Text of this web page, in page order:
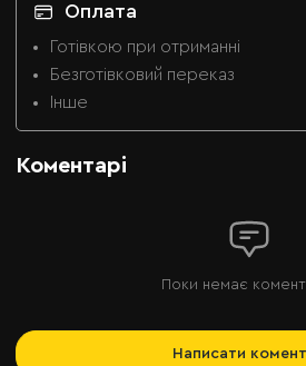
Оплата
Готівкою при отриманні
Безготівковий переказ
Інше
Коментарі
Поки немає
Написати